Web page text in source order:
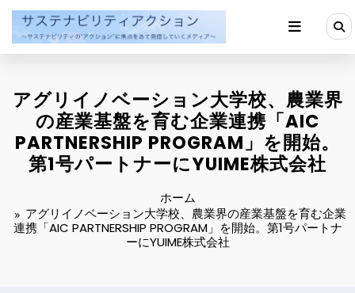
ン
アグリイノベーション大学校、農業界
の産業基盤を育む企業連携「AIC
PARTNERSHIP PROGRAM」を開始。
第1号パートナーにYUIME株式会社
ホーム
アグリイノベーション大学校、農業界の産業基盤を育む企業
連携「AIC PARTNERSHIP PROGRAM」を開始。第1号パートナ
ーにYUIME株式会社